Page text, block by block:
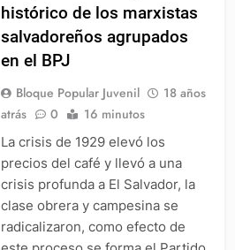
histórico de los marxistas
salvadoreños agrupados
en el BPJ
Bloque Popular Juvenil
18 años
atrás
0 16 minutos
La crisis de 1929 elevó los
precios del café y llevó a una
crisis profunda a El Salvador, la
clase obrera y campesina se
radicalizaron, como efecto de